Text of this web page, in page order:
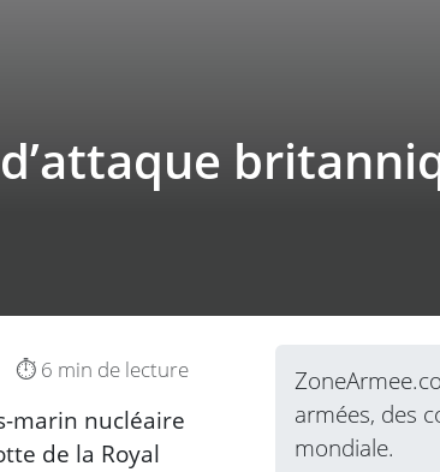
⏱️ 6 min de lecture
marin nucléaire
de la Royal
armées, des
mondiale.